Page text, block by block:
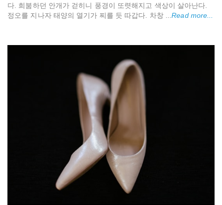
다. 희붐하던 안개가 걷히니 풍경이 또렷해지고 색상이 살아난다.
정오를 지나자 태양의 열기가 찌를 듯 따갑다. 차창 ...Read more...